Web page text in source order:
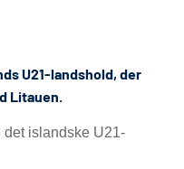
U21-landshold, der
Litauen.
det islandske U21-